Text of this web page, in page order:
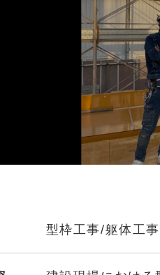
型枠工事/躯体工事